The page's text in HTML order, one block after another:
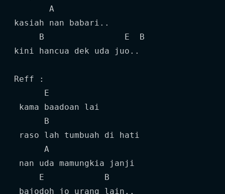
       A
kasiah nan babari..
     B                E  B
kini hancua dek uda juo..
Reff :
      E
kama baadoan lai
      B
raso lah tumbuah di hati
      A
nan uda mamungkia janji
     E            B
bajodoh jo urang lain..